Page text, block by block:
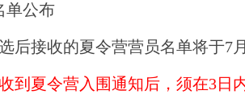
单公布
后接收的夏令营营员名单将于7
到夏令营入围通知后，须在3日